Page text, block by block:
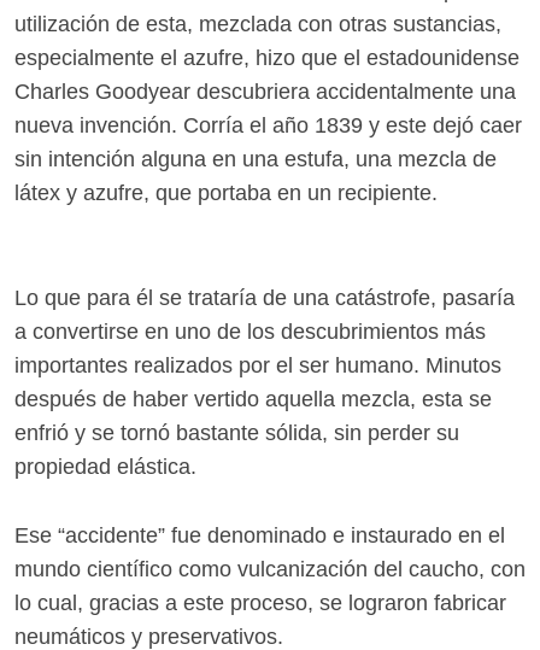
utilización de esta, mezclada con otras sustancias,
especialmente el azufre, hizo que el estadounidense
Charles Goodyear descubriera accidentalmente una
nueva invención. Corría el año 1839 y este dejó caer
sin intención alguna en una estufa, una mezcla de
látex y azufre, que portaba en un recipiente.
Lo que para él se trataría de una catástrofe, pasaría
a convertirse en uno de los descubrimientos más
importantes realizados por el ser humano. Minutos
después de haber vertido aquella mezcla, esta se
enfrió y se tornó bastante sólida, sin perder su
propiedad elástica.
Ese “accidente” fue denominado e instaurado en el
mundo científico como vulcanización del caucho, con
lo cual, gracias a este proceso, se lograron fabricar
neumáticos y preservativos.